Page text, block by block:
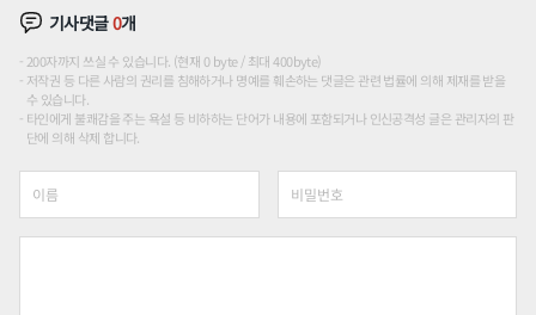
기사댓글0개
200자까지 쓰실 수 있습니다. (현재 0 byte / 최대 400byte)
저작권 등 다른 사람의 권리를 침해하거나 명예를 훼손하는 댓글은 관련 법률에 의해 제재를 받을
수 있습니다.
타인에게 불쾌감을 주는 욕설 등 비하하는 단어가 내용에 포함되거나 인신공격성 글은 관리자의 판
단에 의해 삭제 합니다.